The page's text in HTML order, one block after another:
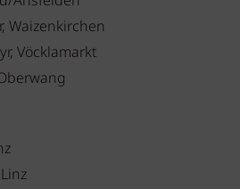
Waizenkirchen
Vöcklamarkt